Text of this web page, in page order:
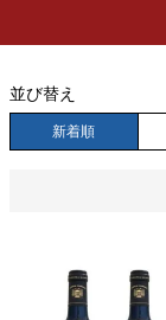
並び替え
新着順
並び順
優先度順